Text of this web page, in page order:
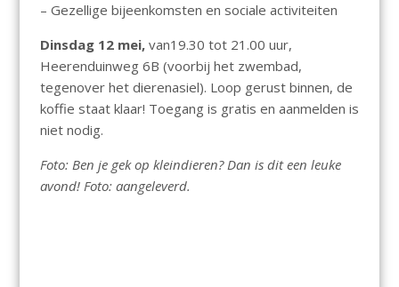
– Gezellige bijeenkomsten en sociale activiteiten
Dinsdag 12 mei, van19.30 tot 21.00 uur,
Heerenduinweg 6B (voorbij het zwembad,
tegenover het dierenasiel). Loop gerust binnen, de
koffie staat klaar! Toegang is gratis en aanmelden is
niet nodig.
Foto: Ben je gek op kleindieren? Dan is dit een leuke
avond! Foto: aangeleverd.